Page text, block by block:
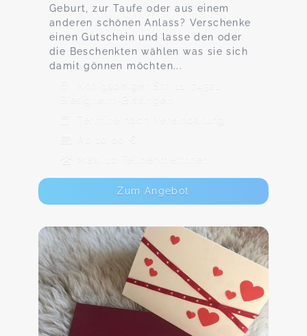
Geburt, zur Taufe oder aus einem
anderen schönen Anlass? Verschenke
einen Gutschein und lasse den oder
die Beschenkten wählen was sie sich
damit gönnen möchten...
Königsberger Str. 11, 74321
Bietigheim-Bissingen
Termine nach Vereinbarung
Ab 10,00 €
Max. 10 TeilnehmerInnen
Zum Angebot